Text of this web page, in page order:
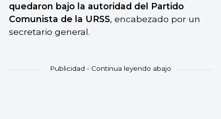
quedaron bajo la autoridad del Partido
Comunista de la URSS, encabezado por un
secretario general.